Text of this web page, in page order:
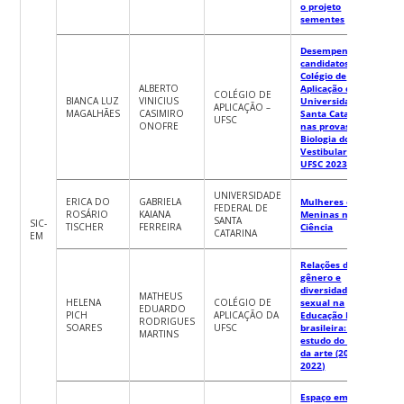
SIC-
EM
o projeto
sementes
BIANCA LUZ
MAGALHÃES
ALBERTO
VINICIUS
CASIMIRO
ONOFRE
COLÉGIO DE
APLICAÇÃO –
UFSC
Desempenho dos
candidatos do
Colégio de
Aplicação da
Universidade de
Santa Catarina
nas provas de
Biologia dos
Vestibulares
UFSC 2023
ERICA DO
ROSÁRIO
TISCHER
GABRIELA
KAIANA
FERREIRA
UNIVERSIDADE
FEDERAL DE
SANTA
CATARINA
Mulheres e
Meninas na
Ciência
HELENA
PICH
SOARES
MATHEUS
EDUARDO
RODRIGUES
MARTINS
COLÉGIO DE
APLICAÇÃO DA
UFSC
Relações de
gênero e
diversidade
sexual na
Educação Básica
brasileira: um
estudo do estado
da arte (2012-
2022)
Espaço em